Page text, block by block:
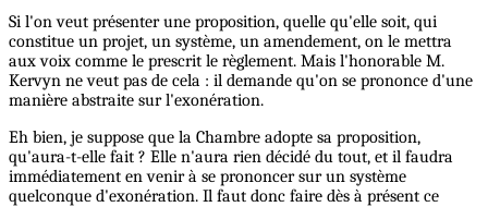
Si l'on veut présenter une proposition, quelle qu'elle soit, qui
constitue un projet, un système, un amendement, on le mettra
aux voix comme le prescrit le règlement. Mais l'honorable M.
Kervyn ne veut pas de cela : il demande qu'on se prononce d'une
manière abstraite sur l'exonération.
Eh bien, je suppose que la Chambre adopte sa proposition,
qu'aura-t-elle fait ? Elle n'aura rien décidé du tout, et il faudra
immédiatement en venir à se prononcer sur un système
quelconque d'exonération. Il faut donc faire dès à présent ce